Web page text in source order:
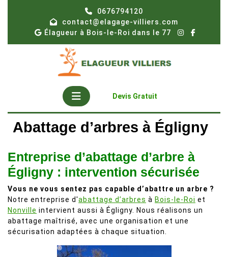
0676794120
contact@elagage-villiers.com
Élagueur à Bois-le-Roi dans le 77
Open
Button
Devis Gratuit
Abattage d’arbres à Égligny
Entreprise d’abattage d’arbre à
Égligny : intervention sécurisée
Vous ne vous sentez pas capable d’abattre un arbre ?
Notre entreprise d'abattage d’arbres à Bois-le-Roi et
Nonville intervient aussi à Égligny. Nous réalisons un
abattage maîtrisé, avec une organisation et une
sécurisation adaptées à chaque situation.